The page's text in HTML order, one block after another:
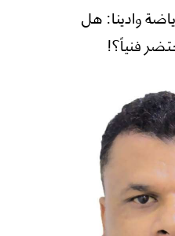
وادينا: هل
فنياً؟!